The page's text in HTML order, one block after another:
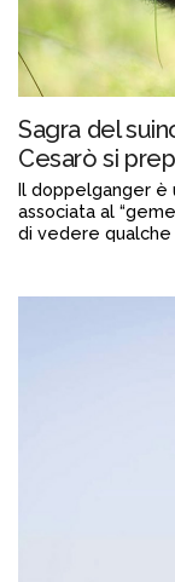
Sagra del
Cesarò si
Il doppelganger è
associata al
di vedere qualche